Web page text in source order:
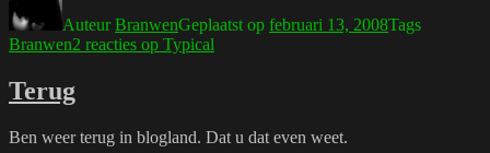
AuteurBranwenGeplaatst op februari 13, 2008Tags
Branwen2 reacties op Typical
Terug
Ben weer terug in blogland. Dat u dat even weet.